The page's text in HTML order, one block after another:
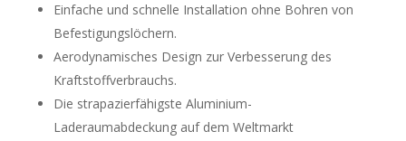
Einfache und schnelle Installation ohne Bohren von
Befestigungslöchern.
Aerodynamisches Design zur Verbesserung des
Kraftstoffverbrauchs.
Die strapazierfähigste Aluminium-
Laderaumabdeckung auf dem Weltmarkt